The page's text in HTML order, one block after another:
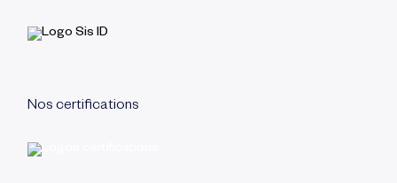
Nos certifications